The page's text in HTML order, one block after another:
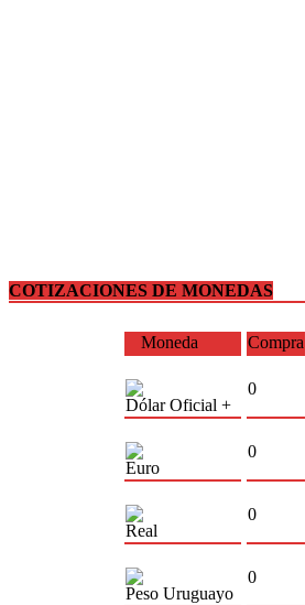
COTIZACIONES DE MONEDAS
Moneda Compra
Dólar Oficial +
0
Euro
0
Real
0
Peso Uruguayo
0